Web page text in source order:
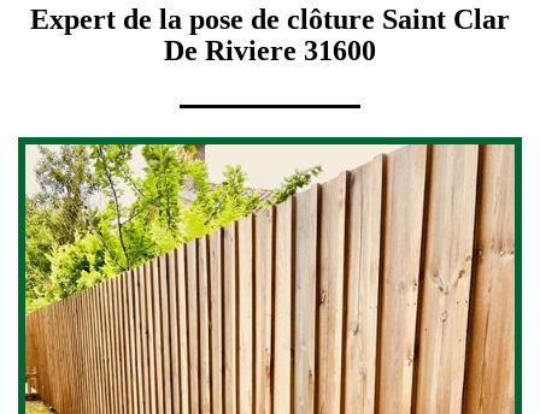
Expert de la pose de clôture Saint Clar
De Riviere 31600